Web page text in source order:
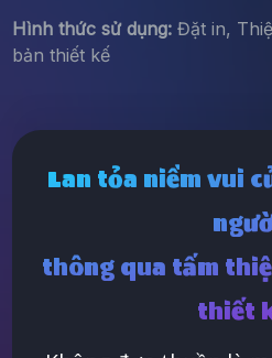
Hình thức sử dụng:Đặt in,
bản thiết kế
Lan tỏa niềm vui
thông qua tấm
thiết